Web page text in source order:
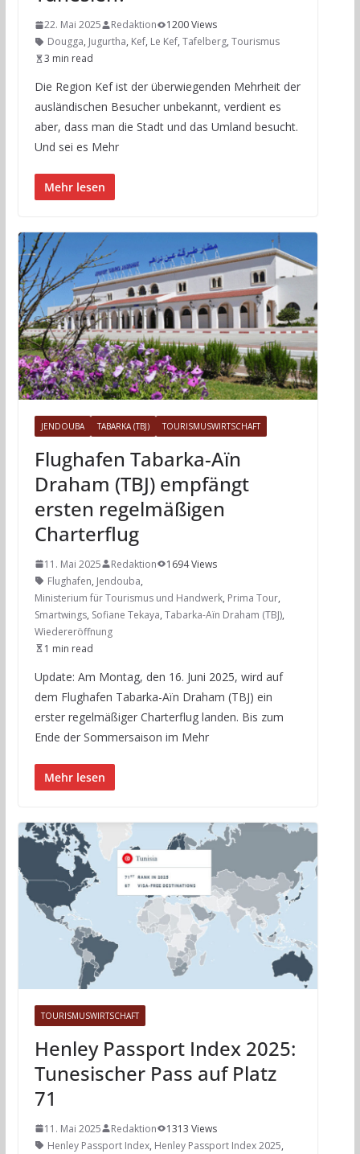
22. Mai 2025 Redaktion
1200 Views
Dougga, Jugurtha, Kef, Le Kef, Tafelberg, Tourismus
3 min read
Die Region Kef ist der überwiegenden Mehrheit der
ausländischen Besucher unbekannt, verdient es
aber, dass man die Stadt und das Umland besucht.
Und sei es Mehr
Mehr lesen
JENDOUBA TABARKA (TBJ) TOURISMUSWIRTSCHAFT
Flughafen Tabarka-Aïn
Draham (TBJ) empfängt
ersten regelmäßigen
Charterflug
11. Mai 2025 Redaktion
1694 Views
Flughafen, Jendouba,
Ministerium für Tourismus und Handwerk, Prima Tour,
Smartwings, Sofiane Tekaya, Tabarka-Aïn Draham (TBJ),
Wiedereröffnung
1 min read
Update: Am Montag, den 16. Juni 2025, wird auf
dem Flughafen Tabarka-Aïn Draham (TBJ) ein
erster regelmäßiger Charterflug landen. Bis zum
Ende der Sommersaison im Mehr
Mehr lesen
TOURISMUSWIRTSCHAFT
Henley Passport Index 2025:
Tunesischer Pass auf Platz
71
11. Mai 2025 Redaktion
1313 Views
Henley Passport Index, Henley Passport Index 2025,